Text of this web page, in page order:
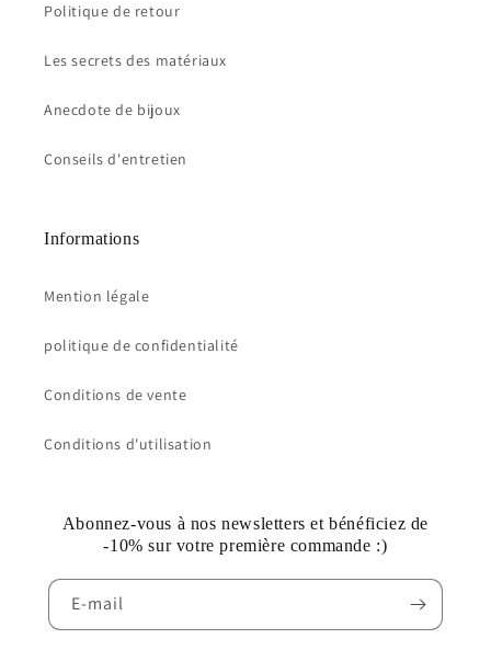
Politique de retour
Les secrets des matériaux
Anecdote de bijoux
Conseils d'entretien
Informations
Mention légale
politique de confidentialité
Conditions de vente
Conditions d'utilisation
Abonnez-vous à nos newsletters et bénéficiez de
-10% sur votre première commande :)
E-mail